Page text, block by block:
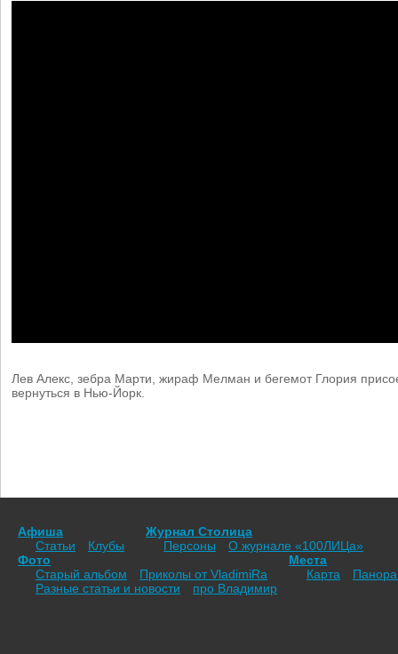
Лев Алекс, зебра Марти, жираф Мелман и бегемот Глория
вернуться в Нью-Йорк.
Афиша
Статьи
Клубы
Журнал Столица
Персоны
О журнале «100ЛИЦа»
Фото
Старый альбом
Приколы от VladimiRа
Места
Карта
Разные статьи и новости
про Владимир